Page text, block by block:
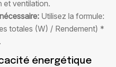
et ventilation.
Utilisez la formule:
totales (W) / Rendement) *
énergétique